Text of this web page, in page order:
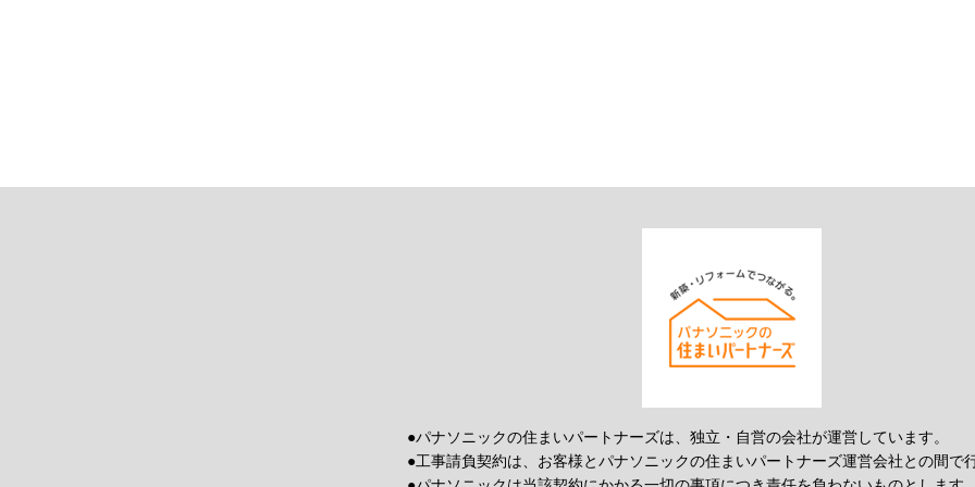
●パナソニックの住まいパートナーズは、独立・自営の会社が運営しています。
●工事請負契約は、お客様とパナソニックの住まいパートナーズ運営会社との間で